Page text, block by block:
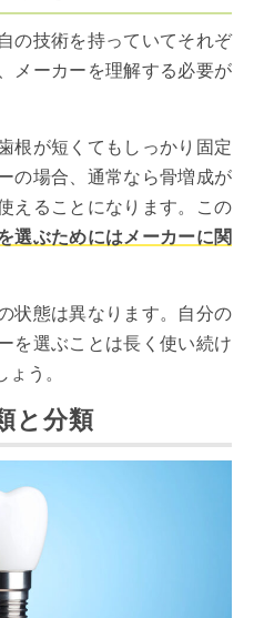
の技術を持っていてそれぞ
メーカーを理解する必要が
根が短くてもしっかり固定
の場合、通常なら骨増成が
えることになります。この
選ぶためにはメーカーに関
状態は異なります。自分の
を選ぶことは長く使い続け
う。
と分類